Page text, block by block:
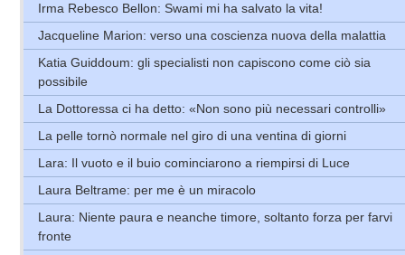
Irma Rebesco Bellon: Swami mi ha salvato la vita!
Jacqueline Marion: verso una coscienza nuova della malattia
Katia Guiddoum: gli specialisti non capiscono come ciò sia
possibile
La Dottoressa ci ha detto: «Non sono più necessari controlli»
La pelle tornò normale nel giro di una ventina di giorni
Lara: Il vuoto e il buio cominciarono a riempirsi di Luce
Laura Beltrame: per me è un miracolo
Laura: Niente paura e neanche timore, soltanto forza per farvi
fronte